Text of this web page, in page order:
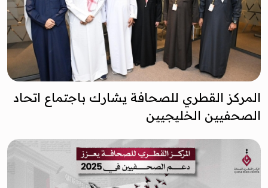
المركز القطري للصحافة يشارك باجتماع اتحاد
الصحفيين الخليجيين